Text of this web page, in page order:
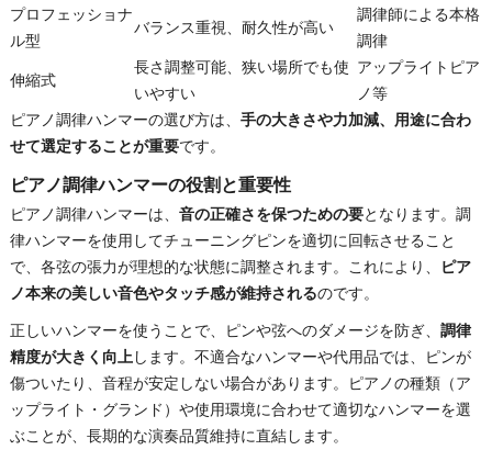
プロフェッショナ
ル型
バランス重視、耐久性が高い
調律師による本格
調律
伸縮式
長さ調整可能、狭い場所でも使
いやすい
アップライトピア
ノ等
ピアノ調律ハンマーの選び方は、 手の大きさや力加減、用途に合わ
せて選定することが重要です。
ピアノ調律ハンマーの役割と重要性
ピアノ調律ハンマーは、 音の正確さを保つための要となります。調
律ハンマーを使用してチューニングピンを適切に回転させること
で、各弦の張力が理想的な状態に調整されます。これにより、
ピア
ノ本来の美しい音色やタッチ感が維持されるのです。
正しいハンマーを使うことで、ピンや弦へのダメージを防ぎ、 調律
精度が大きく向上します。不適合なハンマーや代用品では、ピンが
傷ついたり、音程が安定しない場合があります。ピアノの種類（ア
ップライト・グランド）や使用環境に合わせて適切なハンマーを選
ぶことが、長期的な演奏品質維持に直結します。